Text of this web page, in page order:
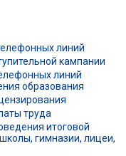
линий
кампании
линий
образования
труда
итоговой
гимназии, лицеи,